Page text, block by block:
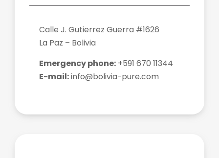
Calle J. Gutierrez Guerra #1626
La Paz – Bolivia
Emergency phone: +591 670 11344
E-mail:info@bolivia-pure.com